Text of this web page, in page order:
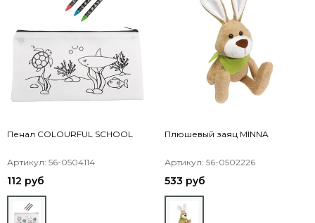
Пенал COLOURFUL SCHOOL
Артикул: 56-0504114
112 руб
Плюшевый заяц MINNA
Артикул: 56-0502226
533 руб